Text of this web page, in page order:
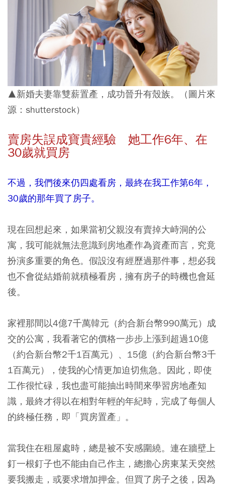
▲新婚夫妻靠雙薪置產，成功晉升有殼族。（圖片來
源：shutterstock）
賣房失誤成寶貴經驗 她工作6年、在
30歲就買房
不過，我們後來仍四處看房，最終在我工作第6年，
30歲的那年買了房子。
現在回想起來， 如果當初父親沒有賣掉大峙洞的公
寓，我可能就無法意識到房地產作為資產而言，究竟
扮演多重要的角色。假設沒有經歷過那件事，想必我
也不會從結婚前就積極看房，擁有房子的時機也會延
後。
家裡那間以4億7千萬韓元（約合新台幣990萬元）成
交的公寓，我看著它的價格一步步上漲到超過10億
（約合新台幣2千1百萬元）、15億（約合新台幣3千
1百萬元），使我的心情更加迫切焦急。因此，即使
工作很忙碌，我也盡可能抽出時間來學習房地產知
識，最終才得以在相對年輕的年紀時，完成了每個人
的終極任務，即「買房置產」。
當我住在租屋處時，總是被不安感圍繞。連在牆壁上
釘一根釘子也不能由自己作主，總擔心房東某天突然
要我搬走，或要求增加押金。但買了房子之後，因為